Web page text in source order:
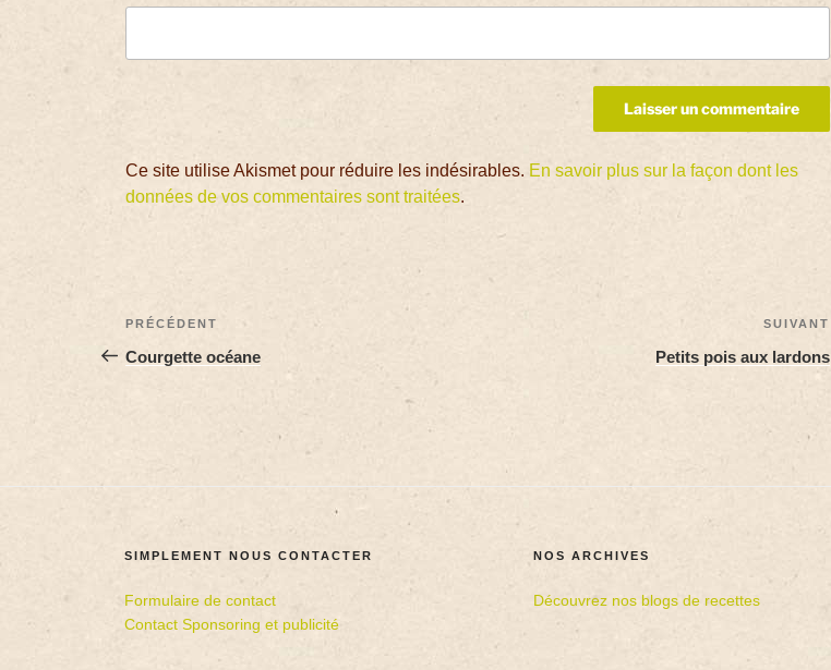
Ce site utilise Akismet pour réduire les indésirables. En savoir plus sur la façon dont les
données de vos commentaires sont traitées.
PRÉCÉDENT
Courgette océane
SUIVANT
Petits pois aux lardons
SIMPLEMENT NOUS CONTACTER
Formulaire de contact
Contact Sponsoring et publicité
NOS ARCHIVES
Découvrez nos blogs de recettes